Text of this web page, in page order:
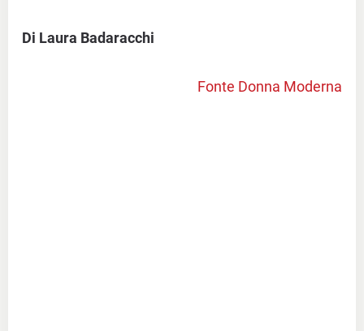
Di Laura Badaracchi
Fonte Donna Moderna